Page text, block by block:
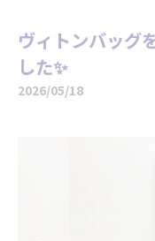
ヴィトンバッグ
した✨
2026/05/18